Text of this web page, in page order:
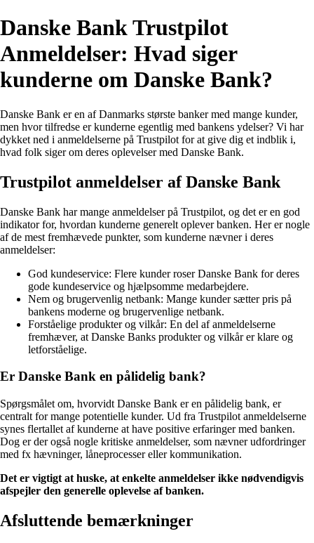
Danske Bank Trustpilot
Anmeldelser: Hvad siger
kunderne om Danske Bank?
Danske Bank er en af Danmarks største banker med mange kunder,
men hvor tilfredse er kunderne egentlig med bankens ydelser? Vi har
dykket ned i anmeldelserne på Trustpilot for at give dig et indblik i,
hvad folk siger om deres oplevelser med Danske Bank.
Trustpilot anmeldelser af Danske Bank
Danske Bank har mange anmeldelser på Trustpilot, og det er en god
indikator for, hvordan kunderne generelt oplever banken. Her er nogle
af de mest fremhævede punkter, som kunderne nævner i deres
anmeldelser:
God kundeservice: Flere kunder roser Danske Bank for deres
gode kundeservice og hjælpsomme medarbejdere.
Nem og brugervenlig netbank: Mange kunder sætter pris på
bankens moderne og brugervenlige netbank.
Forståelige produkter og vilkår: En del af anmeldelserne
fremhæver, at Danske Banks produkter og vilkår er klare og
letforståelige.
Er Danske Bank en pålidelig bank?
Spørgsmålet om, hvorvidt Danske Bank er en pålidelig bank, er
centralt for mange potentielle kunder. Ud fra Trustpilot anmeldelserne
synes flertallet af kunderne at have positive erfaringer med banken.
Dog er der også nogle kritiske anmeldelser, som nævner udfordringer
med fx hævninger, låneprocesser eller kommunikation.
Det er vigtigt at huske, at enkelte anmeldelser ikke nødvendigvis
afspejler den generelle oplevelse af banken.
Afsluttende bemærkninger